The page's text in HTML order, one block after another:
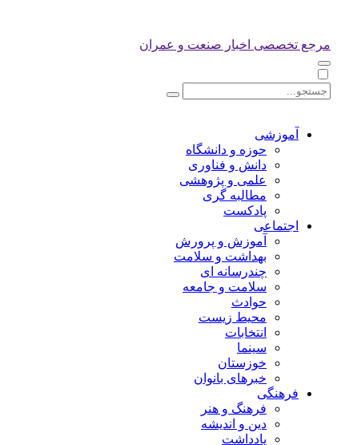
مرجع تخصصی اخبار صنعت و عمران
آموزشی
حوزه و دانشگاه
دانش و فناوری
علمی و پژوهشی
مطالبه گری
پادکست
اجتماعی
آموزش و پرورش
بهداشت و سلامت
چندرسانه ای
سلامت و جامعه
حوادث
محیط زیست
انتخابات
سینما
خوزستان
خبرهای بانوان
فرهنگی
فرهنگ و هنر
دین و اندیشه
یادداشت